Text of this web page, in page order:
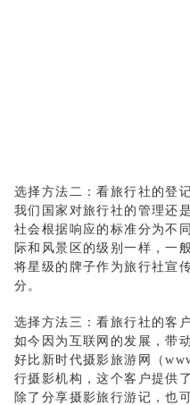
选择方法二：看旅行社的登
我们国家对旅行社的管理还
社会根据响应的标准分为不
际和风景区的级别一样，一
将星级的牌子作为旅行社宣
分。
选择方法三：看旅行社的客
如今因为互联网的发展，带
好比新时代摄影旅游网（
行摄影机构，这个客户提供
除了分享摄影旅行游记，也